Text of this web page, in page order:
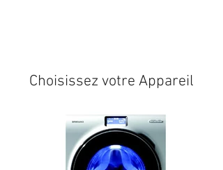
Choisissez votre Appareil